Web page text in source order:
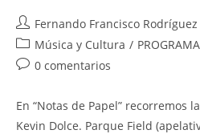
Fernando Francisco Rodríguez
Música y Cultura /
0 comentarios
En “Notas de Papel” recorremos
Kevin Dolce. Parque Field